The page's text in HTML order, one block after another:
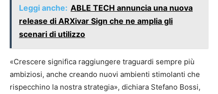
Leggi anche: ABLE TECH annuncia una nuova
release di ARXivar Sign che ne amplia gli
scenari di utilizzo
«Crescere significa raggiungere traguardi sempre più
ambiziosi, anche creando nuovi ambienti stimolanti che
rispecchino la nostra strategia», dichiara Stefano Bossi,